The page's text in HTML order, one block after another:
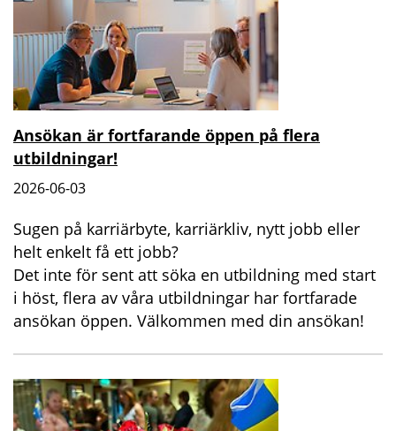
Ansökan är fortfarande öppen på flera
utbildningar!
2026-06-03
Sugen på karriärbyte, karriärkliv, nytt jobb eller
helt enkelt få ett jobb?
Det inte för sent att söka en utbildning med start
i höst, flera av våra utbildningar har fortfarade
ansökan öppen. Välkommen med din ansökan!